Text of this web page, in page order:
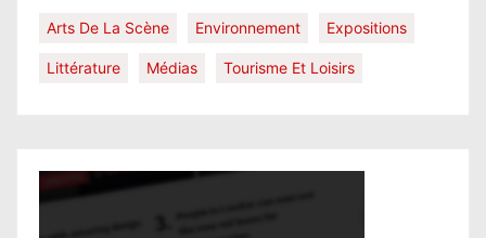
Arts De La Scène Environnement Expositions
Littérature Médias Tourisme Et Loisirs